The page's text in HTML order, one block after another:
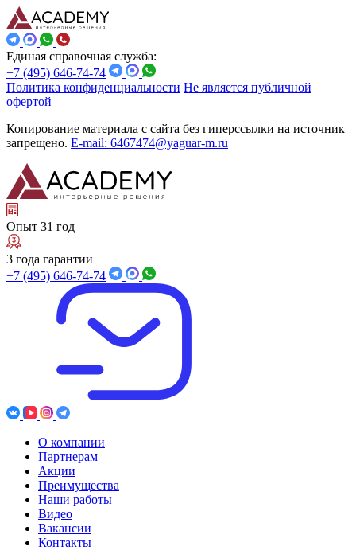
Единая справочная служба:
+7 (495) 646-74-74
Политика конфиденциальности Не является публичной
офертой
Копирование материала с сайта без гиперссылки на источник
запрещено. E-mail: 6467474@yaguar-m.ru
Опыт 31 год
3 года гарантии
+7 (495) 646-74-74
О компании
Партнерам
Акции
Преимущества
Наши работы
Видео
Вакансии
Контакты